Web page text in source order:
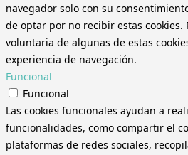
navegador solo con su
de optar por no recibir estas cookies.
voluntaria de algunas de estas
experiencia de navegación.
Funcional
Funcional
Las cookies funcionales ayudan a
funcionalidades, como compartir el
plataformas de redes sociales,